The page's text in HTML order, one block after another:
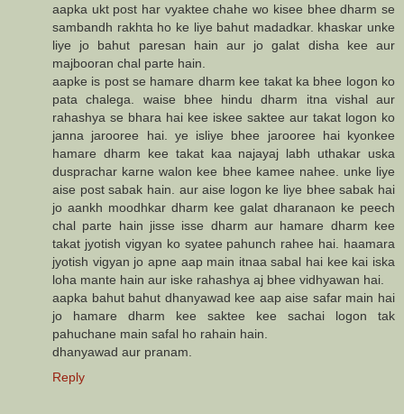
aapka ukt post har vyaktee chahe wo kisee bhee dharm se
sambandh rakhta ho ke liye bahut madadkar. khaskar unke
liye jo bahut paresan hain aur jo galat disha kee aur
majbooran chal parte hain.
aapke is post se hamare dharm kee takat ka bhee logon ko
pata chalega. waise bhee hindu dharm itna vishal aur
rahashya se bhara hai kee iskee saktee aur takat logon ko
janna jarooree hai. ye isliye bhee jarooree hai kyonkee
hamare dharm kee takat kaa najayaj labh uthakar uska
dusprachar karne walon kee bhee kamee nahee. unke liye
aise post sabak hain. aur aise logon ke liye bhee sabak hai
jo aankh moodhkar dharm kee galat dharanaon ke peech
chal parte hain jisse isse dharm aur hamare dharm kee
takat jyotish vigyan ko syatee pahunch rahee hai. haamara
jyotish vigyan jo apne aap main itnaa sabal hai kee kai iska
loha mante hain aur iske rahashya aj bhee vidhyawan hai.
aapka bahut bahut dhanyawad kee aap aise safar main hai
jo hamare dharm kee saktee kee sachai logon tak
pahuchane main safal ho rahain hain.
dhanyawad aur pranam.
Reply